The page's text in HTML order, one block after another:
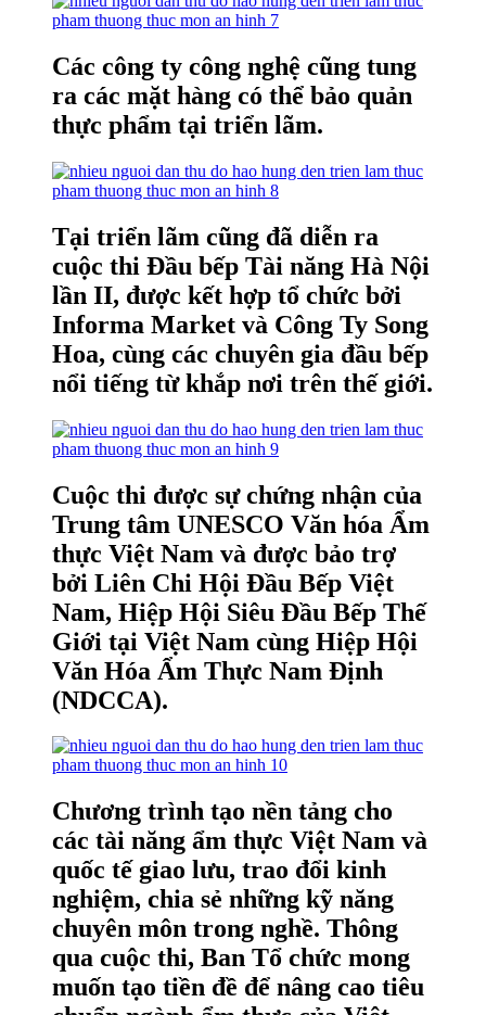
Các công ty công nghệ cũng tung
ra các mặt hàng có thể bảo quản
thực phẩm tại triển lãm.
Tại triển lãm cũng đã diễn ra
cuộc thi Đầu bếp Tài năng Hà Nội
lần II, được kết hợp tổ chức bởi
Informa Market và Công Ty Song
Hoa, cùng các chuyên gia đầu bếp
nổi tiếng từ khắp nơi trên thế giới.
Cuộc thi được sự chứng nhận của
Trung tâm UNESCO Văn hóa Ẩm
thực Việt Nam và được bảo trợ
bởi Liên Chi Hội Đầu Bếp Việt
Nam, Hiệp Hội Siêu Đầu Bếp Thế
Giới tại Việt Nam cùng Hiệp Hội
Văn Hóa Ẩm Thực Nam Định
(NDCCA).
Chương trình tạo nền tảng cho
các tài năng ẩm thực Việt Nam và
quốc tế giao lưu, trao đổi kinh
nghiệm, chia sẻ những kỹ năng
chuyên môn trong nghề. Thông
qua cuộc thi, Ban Tổ chức mong
muốn tạo tiền đề để nâng cao tiêu